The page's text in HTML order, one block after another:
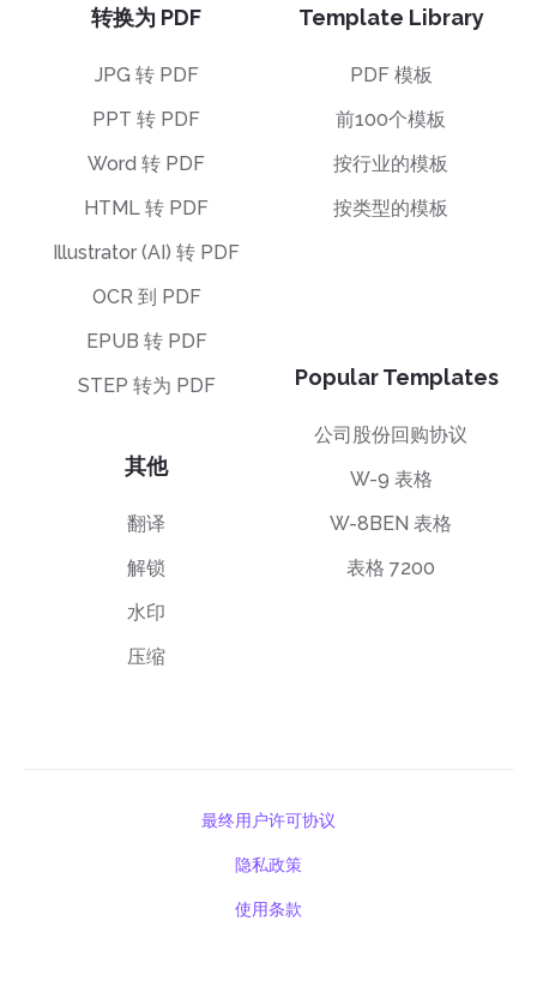
转换为 PDF
JPG 转 PDF
PPT 转 PDF
Word 转 PDF
HTML 转 PDF
Illustrator (AI) 转 PDF
OCR 到 PDF
EPUB 转 PDF
STEP 转为 PDF
其他
翻译
解锁
水印
压缩
Template Library
PDF 模板
前100个模板
按行业的模板
按类型的模板
Popular Templates
公司股份回购协议
W-9 表格
W-8BEN 表格
表格 7200
最终用户许可协议
隐私政策
使用条款